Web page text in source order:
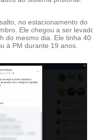
no estacionamento do
Ele chegou a ser
do mesmo dia. Ele tinha 40
à PM durante 19 anos.